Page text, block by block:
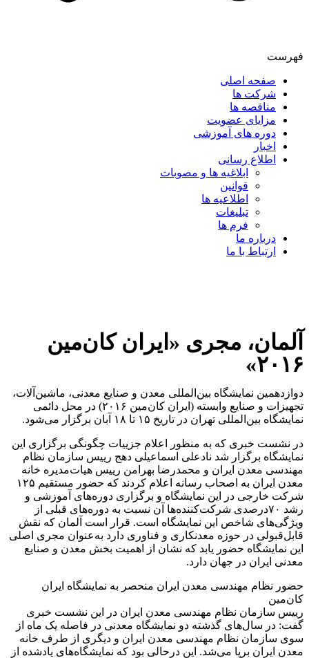
فهرست
صفحه اصلی
شرکت ها
مناقصه ها
مزایای عضویت
دوره های آموزشی
اخبار
اطلاع رسانی
ابلاغیه ها و مصوبات
قوانین
اطلاعیه ها
تبلیغات
فرم ها
درباره ما
ارتباط با ما
آلمان، مجری «ایران کان‌مین
۲۰۱۶»
دوازدهمین نمایشگاه بین‌المللی معدن و صنایع معدنی، ماشین‌آلات،
تجهیزات و صنایع وابسته (ایران کان‌مین ۲۰۱۶) در محل دائمی
نمایشگاه بین‌المللی تهران در تاریخ ۱۵ تا ۱۸ آبان برگزار می‌شود.
در نشست خبری که به منظور اعلام جزییات چگونگی برگزاری این
نمایشگاه برگزار شد نادعلی اسماعیلی دهج رییس سازمان نظام
مهندسی معدن ایران و محمدرضا بهرامن رییس هیات‌مدیره خانه
معدن ایران به اصحاب رسانه اعلام کردند که حضور مستقیم ۱۲۵
شرکت خارجی در این نمایشگاه و برگزاری دوره‌های آموزشی و
رشد ۷۰درصدی شرکت‌کننده‌ها آن نسبت به دوره‌های قبلی از
ویژگی‌های شاخص این نمایشگاه است. قرار است آلمان که نقش
قابل‌قبولی در حوزه معدنکاری و فناوری دارد به‌عنوان مجری اصلی
این نمایشگاه حضور یابد که نشان از اهمیت بخش معدن و صنایع
معدنی ایران در جهان دارد.
حضور نظام مهندسی معدن ایران منحصر به نمایشگاه ایران
کان‌مین
رییس سازمان نظام مهندسی معدن ایران در این نشست خبری
گفت: در سال‌های گذشته دو نمایشگاه معدنی در فاصله یک ماه از
سوی سازمان نظام مهندسی معدن ایران و دیگری از طرف خانه
معدن ایران برپا می‌شد. این درحالی بود که نمایشگاه‌های یادشده از